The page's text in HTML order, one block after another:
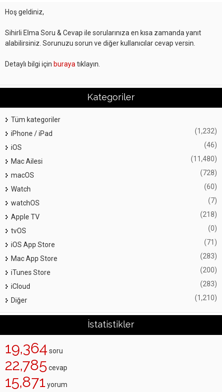
Hoş geldiniz,
Sihirli Elma Soru & Cevap ile sorularınıza en kısa zamanda yanıt
alabilirsiniz. Sorunuzu sorun ve diğer kullanıcılar cevap versin.
Detaylı bilgi için buraya tıklayın.
Kategoriler
Tüm kategoriler
iPhone / iPad
(1,232)
iOS (46)
Mac Ailesi (11,480)
macOS (728)
Watch (60)
watchOS (7)
Apple TV (218)
tvOS (0)
iOS App Store (71)
Mac App Store (283)
iTunes Store (200)
iCloud (283)
Diğer (1,210)
İstatistikler
19,364 soru
22,785 cevap
15,871 yorum